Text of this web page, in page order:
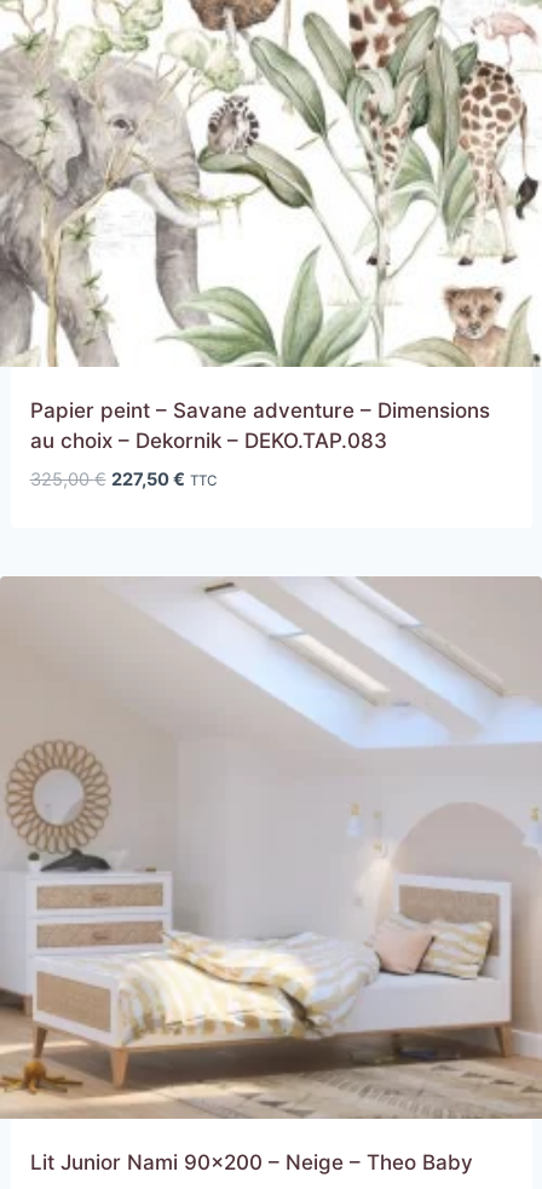
Papier peint – Savane adventure – Dimensions
au choix – Dekornik – DEKO.TAP.083
325,00€ Le
227,50€Le
227,50 €.
TTC
Lit Junior Nami 90×200 – Neige – Theo Baby